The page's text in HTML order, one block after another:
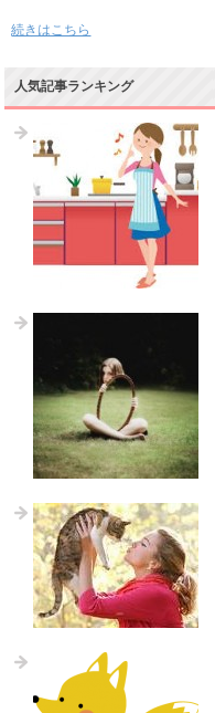
続きはこちら
人気記事ランキング